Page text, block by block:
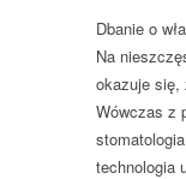
Dbanie o
Na
okazuje się,
Wówczas z
technologia